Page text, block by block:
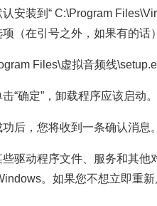
安装到“ C:\Program
项（在引号之外，如果有的话
Files\虚拟音频线
“确定”，卸载程序应该启动。
后，您将收到一条确认消息。
些驱动程序文件、服务和其他
。如果您不想立即重